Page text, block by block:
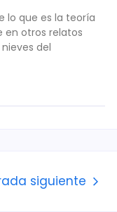
lo que es la teoría
en otros relatos
del
siguiente